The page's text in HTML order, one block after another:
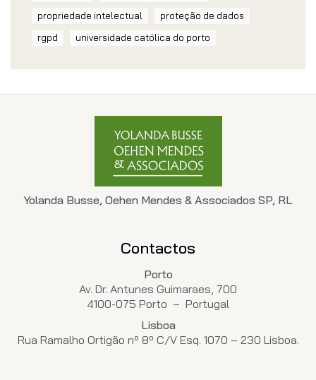
propriedade intelectual
proteção de dados
rgpd
universidade católica do porto
Yolanda Busse, Oehen Mendes & Associados SP, RL
Contactos
Porto
Av. Dr. Antunes Guimaraes, 700
4100-075 Porto – Portugal
Lisboa
Rua Ramalho Ortigão nº 8º C/V Esq. 1070 – 230 Lisboa.